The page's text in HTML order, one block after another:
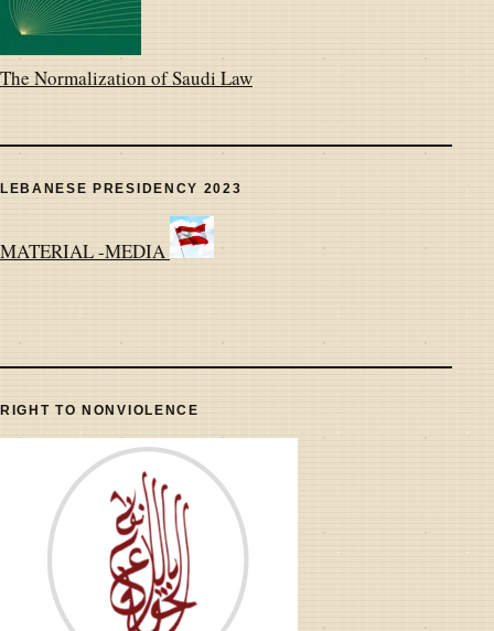
The Normalization of Saudi Law
LEBANESE PRESIDENCY 2023
MATERIAL -MEDIA
RIGHT TO NONVIOLENCE